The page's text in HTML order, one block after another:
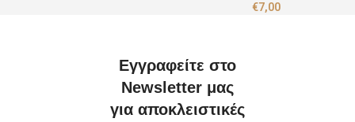
€7,00
Εγγραφείτε στο
Newsletter μας
για αποκλειστικές